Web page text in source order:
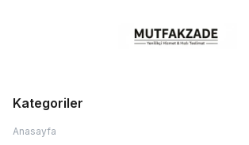
Kategoriler
Anasayfa